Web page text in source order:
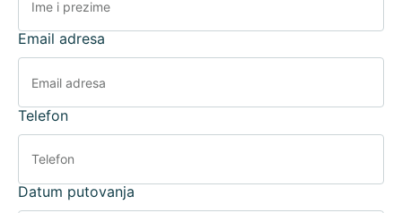
Email adresa
Telefon
Datum putovanja